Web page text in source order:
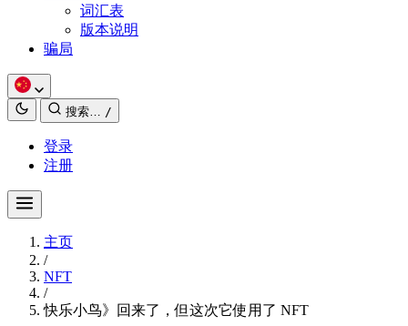
词汇表
版本说明
骗局
搜索… /
登录
注册
主页
/
NFT
/
快乐小鸟》回来了，但这次它使用了 NFT